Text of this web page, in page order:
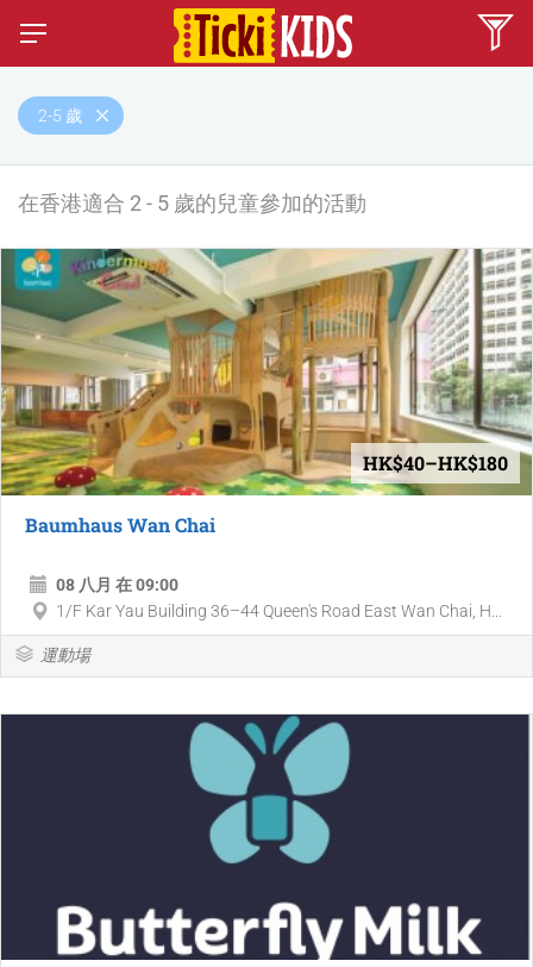
2-5 歲
在香港適合 2 - 5 歲的兒童參加的活動
HK$40–HK$180
Baumhaus Wan Chai
08 八月 在 09:00
1/F Kar Yau Building 36–44 Queen's Road East Wan Chai, H...
運動場